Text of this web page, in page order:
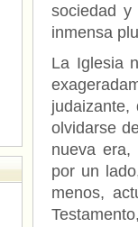
sociedad y
inmensa
La Iglesia
olvidarse
nueva era,
por un
menos,